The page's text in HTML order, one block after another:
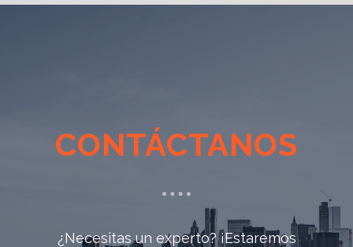
CONTÁCTANOS
¿Necesitas un experto? ¡Estaremos